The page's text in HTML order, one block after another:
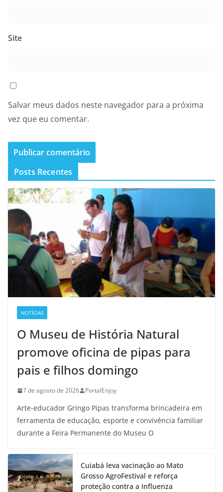
Site
Salvar meus dados neste navegador para a próxima
vez que eu comentar.
Posts Recentes
NOTÍCIAS
O Museu de História Natural
promove oficina de pipas para
pais e filhos domingo
7 de agosto de 2026 PortalEnjoy
Arte-educador Gringo Pipas transforma brincadeira em
ferramenta de educação, esporte e convivência familiar
durante a Feira Permanente do Museu O
Cuiabá leva vacinação ao Mato
Grosso AgroFestival e reforça
proteção contra a Influenza